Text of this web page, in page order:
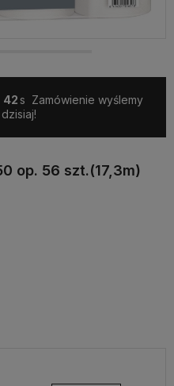
41
Zamówienie wyślemy
op. 56 szt.(17,3m)